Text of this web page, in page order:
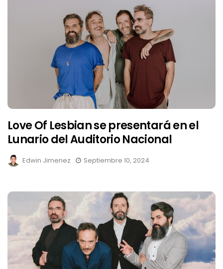
Love Of Lesbian se presentará en el
Lunario del Auditorio Nacional
Edwin Jimenez Septiembre 10, 2024